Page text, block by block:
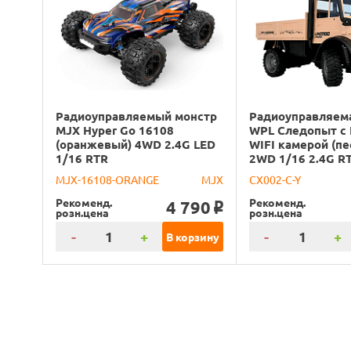
Радиоуправляемый монстр
MJX Hyper Go 16108
(оранжевый) 4WD 2.4G LED
1/16 RTR
MJX-16108-ORANGE
MJX
Рекоменд.
розн.цена 4 790 o
- + В корзину
WPL Следопыт с
WIFI камерой
2WD 1/16 2.4G
CX002-C-Y
Рекоменд.
розн.цена
- +